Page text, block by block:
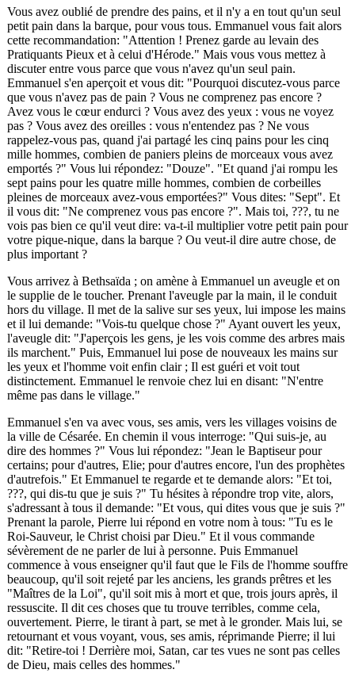
Vous avez oublié de prendre des pains, et il n'y a en tout qu'un seul
petit pain dans la barque, pour vous tous. Emmanuel vous fait alors
cette recommandation: "Attention ! Prenez garde au levain des
Pratiquants Pieux et à celui d'Hérode." Mais vous vous mettez à
discuter entre vous parce que vous n'avez qu'un seul pain.
Emmanuel s'en aperçoit et vous dit: "Pourquoi discutez-vous parce
que vous n'avez pas de pain ? Vous ne comprenez pas encore ?
Avez vous le cœur endurci ? Vous avez des yeux : vous ne voyez
pas ? Vous avez des oreilles : vous n'entendez pas ? Ne vous
rappelez-vous pas, quand j'ai partagé les cinq pains pour les cinq
mille hommes, combien de paniers pleins de morceaux vous avez
emportés ?" Vous lui répondez: "Douze". "Et quand j'ai rompu les
sept pains pour les quatre mille hommes, combien de corbeilles
pleines de morceaux avez-vous emportées?" Vous dites: "Sept". Et
il vous dit: "Ne comprenez vous pas encore ?". Mais toi, ???, tu ne
vois pas bien ce qu'il veut dire: va-t-il multiplier votre petit pain pour
votre pique-nique, dans la barque ? Ou veut-il dire autre chose, de
plus important ?
Vous arrivez à Bethsaïda ; on amène à Emmanuel un aveugle et on
le supplie de le toucher. Prenant l'aveugle par la main, il le conduit
hors du village. Il met de la salive sur ses yeux, lui impose les mains
et il lui demande: "Vois-tu quelque chose ?" Ayant ouvert les yeux,
l'aveugle dit: "J'aperçois les gens, je les vois comme des arbres mais
ils marchent." Puis, Emmanuel lui pose de nouveaux les mains sur
les yeux et l'homme voit enfin clair ; Il est guéri et voit tout
distinctement. Emmanuel le renvoie chez lui en disant: "N'entre
même pas dans le village."
Emmanuel s'en va avec vous, ses amis, vers les villages voisins de
la ville de Césarée. En chemin il vous interroge: "Qui suis-je, au
dire des hommes ?" Vous lui répondez: "Jean le Baptiseur pour
certains; pour d'autres, Elie; pour d'autres encore, l'un des prophètes
d'autrefois." Et Emmanuel te regarde et te demande alors: "Et toi,
???, qui dis-tu que je suis ?" Tu hésites à répondre trop vite, alors,
s'adressant à tous il demande: "Et vous, qui dites vous que je suis ?"
Prenant la parole, Pierre lui répond en votre nom à tous: "Tu es le
Roi-Sauveur, le Christ choisi par Dieu." Et il vous commande
sévèrement de ne parler de lui à personne. Puis Emmanuel
commence à vous enseigner qu'il faut que le Fils de l'homme souffre
beaucoup, qu'il soit rejeté par les anciens, les grands prêtres et les
"Maîtres de la Loi", qu'il soit mis à mort et que, trois jours après, il
ressuscite. Il dit ces choses que tu trouve terribles, comme cela,
ouvertement. Pierre, le tirant à part, se met à le gronder. Mais lui, se
retournant et vous voyant, vous, ses amis, réprimande Pierre; il lui
dit: "Retire-toi ! Derrière moi, Satan, car tes vues ne sont pas celles
de Dieu, mais celles des hommes."